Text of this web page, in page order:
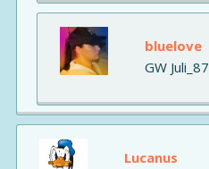
bluelove
GW Juli_87
Lucanus